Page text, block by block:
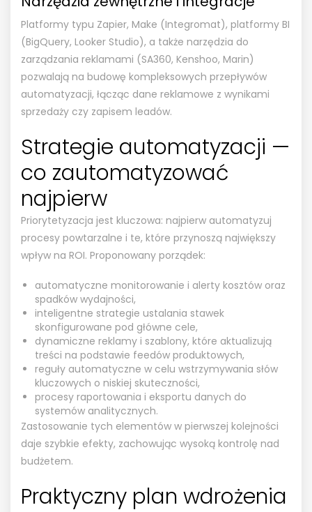
Platformy typu Zapier, Make (Integromat), platformy BI
(BigQuery, Looker Studio), a także narzędzia do
zarządzania reklamami (SA360, Kenshoo, Marin)
pozwalają na budowę kompleksowych przepływów
automatyzacji, łącząc dane reklamowe z wynikami
sprzedaży czy zapisem leadów.
Strategie automatyzacji —
co zautomatyzować
najpierw
Priorytetyzacja jest kluczowa: najpierw automatyzuj
procesy powtarzalne i te, które przynoszą największy
wpływ na ROI. Proponowany porządek:
automatyczne monitorowanie i alerty kosztów oraz
spadków wydajności,
inteligentne strategie ustalania stawek
skonfigurowane pod główne cele,
dynamiczne reklamy i szablony, które aktualizują
treści na podstawie feedów produktowych,
reguły automatyczne w celu wstrzymywania słów
kluczowych o niskiej skuteczności,
procesy raportowania i eksportu danych do
systemów analitycznych.
Zastosowanie tych elementów w pierwszej kolejności
daje szybkie efekty, zachowując wysoką kontrolę nad
budżetem.
Praktyczny plan wdrożenia